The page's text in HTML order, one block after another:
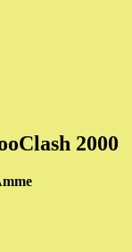
2000